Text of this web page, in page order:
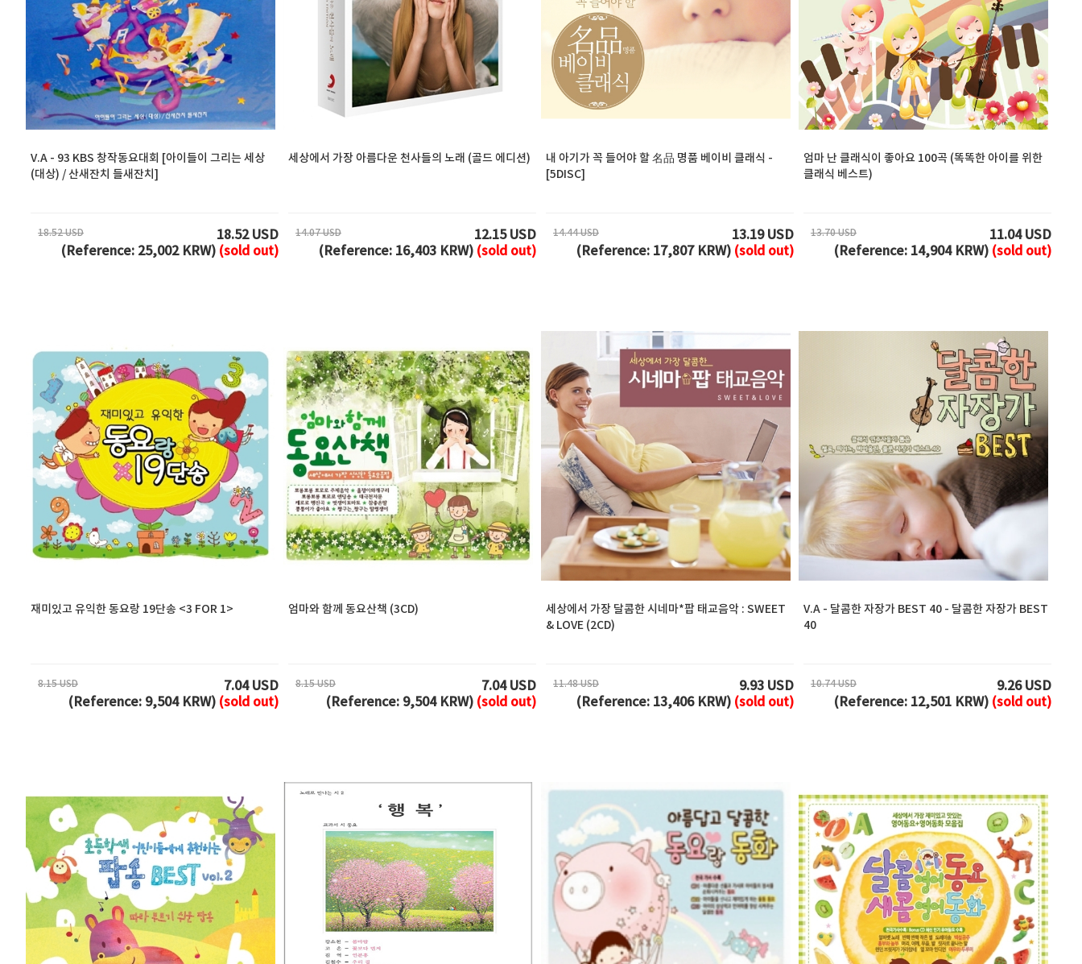
V.A - 93 KBS 창작동요대회 [아이들이 그리는 세상
(대상) / 산새잔치 들새잔치]
18.52 USD
18.52 USD
(Reference: 25,002 KRW) (sold out)
세상에서 가장 아름다운 천사들의 노래 (골드 에디션)
14.07 USD
12.15 USD
(Reference: 16,403 KRW) (sold out)
내 아기가 꼭 들어야 할 名品 명품 베이비 클래식 -
[5DISC]
14.44 USD
13.19 USD
(Reference: 17,807 KRW) (sold out)
엄마 난 클래식이 좋아요 100곡 (똑똑한 아이를 위한
클래식 베스트)
13.70 USD
11.04 USD
(Reference: 14,904 KRW) (sold out)
재미있고 유익한 동요랑 19단송 <3 FOR 1>
8.15 USD
7.04 USD
(Reference: 9,504 KRW) (sold out)
엄마와 함께 동요산책 (3CD)
8.15 USD
7.04 USD
(Reference: 9,504 KRW) (sold out)
세상에서 가장 달콤한 시네마*팝 태교음악 : SWEET
& LOVE (2CD)
11.48 USD
9.93 USD
(Reference: 13,406 KRW) (sold out)
V.A - 달콤한 자장가 BEST 40 - 달콤한 자장가 BEST
40
10.74 USD
9.26 USD
(Reference: 12,501 KRW) (sold out)